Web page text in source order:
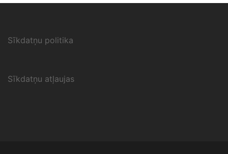
Sīkdatņu politika
Sīkdatņu atļaujas